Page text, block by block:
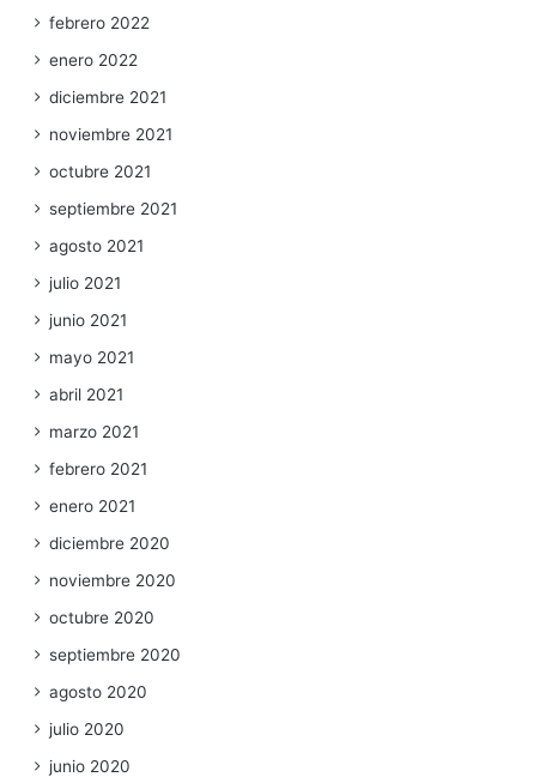
febrero 2022
enero 2022
diciembre 2021
noviembre 2021
octubre 2021
septiembre 2021
agosto 2021
julio 2021
junio 2021
mayo 2021
abril 2021
marzo 2021
febrero 2021
enero 2021
diciembre 2020
noviembre 2020
octubre 2020
septiembre 2020
agosto 2020
julio 2020
junio 2020